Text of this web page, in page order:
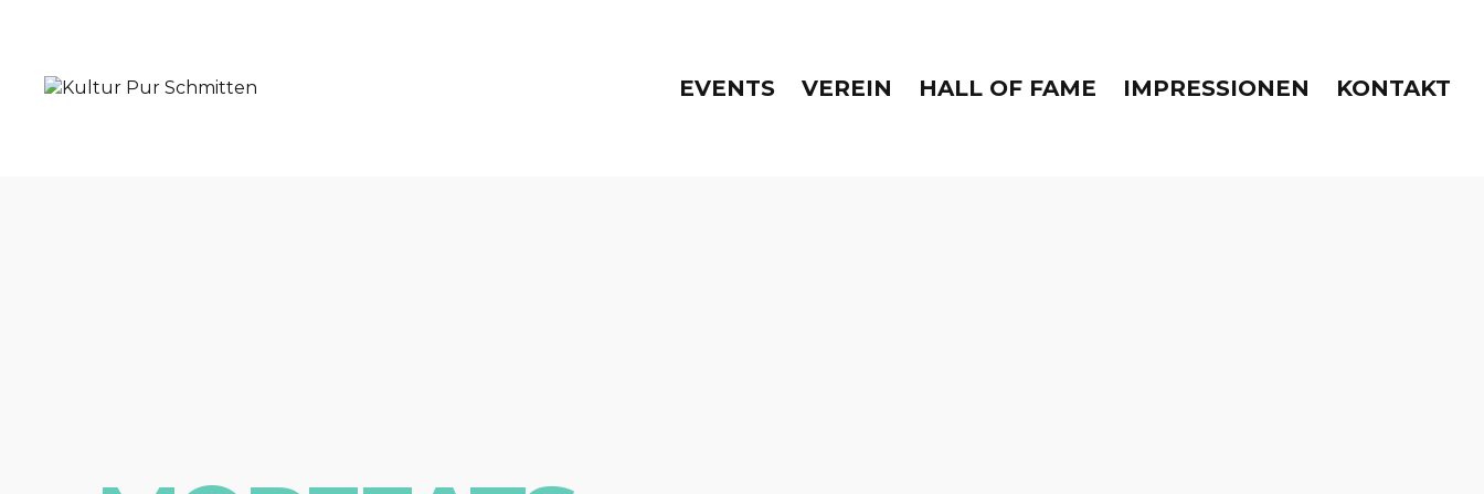
EVENTS VEREIN HALL OF FAME IMPRESSIONEN KONTAKT